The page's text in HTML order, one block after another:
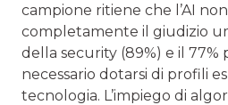
campione ritiene che l’AI
completamente il giudizio
della security (89%) e il 77%
necessario dotarsi di profili
tecnologia. L’impiego di